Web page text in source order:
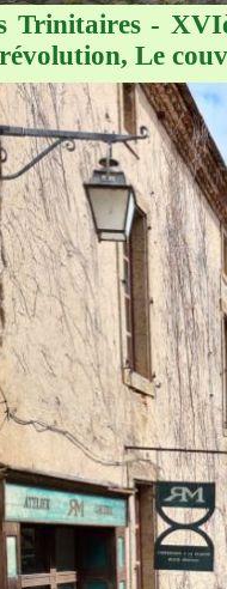
Trinitaires -
Le